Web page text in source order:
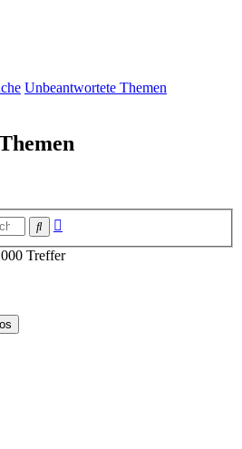
Unbeantwortete Themen
Suche
Treffer